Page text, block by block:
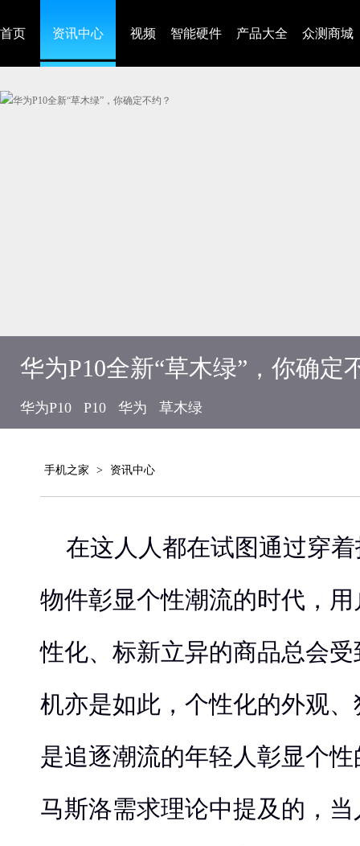
首页 资讯中心 视频 智能硬件 产品大全 众测商城
华为P10全新“草木绿”，你确定
华为P10 P10 华为 草木绿
手机之家 > 资讯中心
在这人人都在试图通过穿
物件彰显个性潮流的时代，
性化、标新立异的商品总会
机亦是如此，个性化的外观
是追逐潮流的年轻人彰显个
马斯洛需求理论中提及的，